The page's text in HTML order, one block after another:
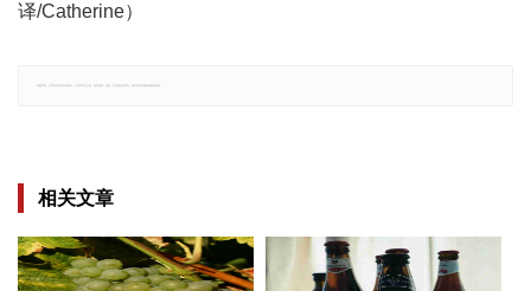
译/Catherine）
相关文章